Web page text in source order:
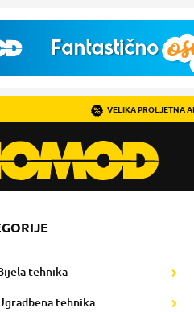
VELIKA PROLJETNA
tehnika
tehnika